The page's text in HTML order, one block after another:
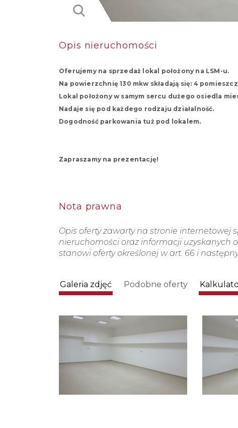
Opis nieruchomości
Oferujemy na sprzedaż lokal położony na LSM-u.
Na powierzchnię 130 mkw składają się: 4
Lokal położony w samym sercu dużego osiedla
Nadaje się pod każdego rodzaju działalność.
Dogodność parkowania tuż pod lokalem.
Zapraszamy na prezentację!
Nota prawna
Opis oferty zawarty na stronie internetowej
nieruchomości oraz informacji uzyskanych
stanowi oferty określonej w art. 66 i
Galeria zdjęć Podobne oferty